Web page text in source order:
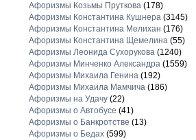
Афоризмы Козьмы Пруткова(178)
Афоризмы Константина Кушнера(3145)
Афоризмы Константина Мелихан (176)
Афоризмы Константина Щемелина(55)
Афоризмы Леонида Сухорукова(1240)
Афоризмы Минченко Александра(1559)
Афоризмы Михаила Генина(192)
Афоризмы Михаила Мамчича(186)
Афоризмы на Удачу(22)
Афоризмы о Автобусе (41)
Афоризмы о Банкротстве (13)
Афоризмы о Бедах(599)